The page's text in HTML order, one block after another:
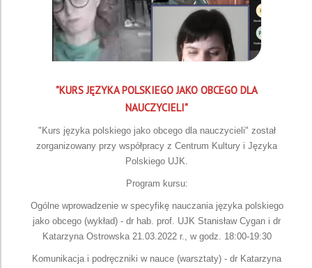
"KURS JĘZYKA POLSKIEGO JAKO OBCEGO DLA
NAUCZYCIELI"
"Kurs języka polskiego jako obcego dla nauczycieli" został
zorganizowany przy współpracy z Centrum Kultury i Języka
Polskiego UJK.
Program kursu:
Ogólne wprowadzenie w specyfikę nauczania języka polskiego
jako obcego (wykład) - dr hab. prof. UJK Stanisław Cygan i dr
Katarzyna Ostrowska 21.03.2022 r., w godz. 18:00-19:30
Komunikacja i podręczniki w nauce (warsztaty) - dr Katarzyna